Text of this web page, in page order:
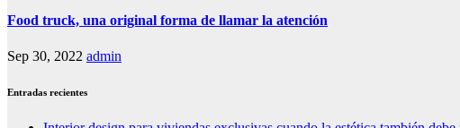
Food truck, una original forma de llamar la atención
Sep 30, 2022 admin
Entradas recientes